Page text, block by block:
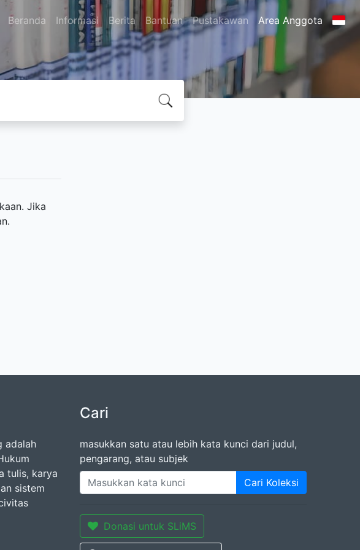
Beranda Informasi Berita Bantuan Pustakawan Area Anggota
Jika
adalah
tulis, karya
sistem
Cari
masukkan satu atau lebih kata kunci dari judul,
pengarang, atau subjek
Cari Koleksi
Donasi untuk SLiMS